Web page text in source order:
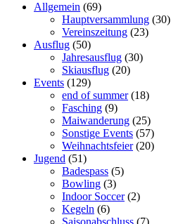
Allgemein (69)
Hauptversammlung (30)
Vereinszeitung (23)
Ausflug (50)
Jahresausflug (30)
Skiausflug (20)
Events (129)
end of summer(18)
Fasching (9)
Maiwanderung (25)
Sonstige Events (57)
Weihnachtsfeier(20)
Jugend (51)
Badespass (5)
Bowling (3)
Indoor Soccer(2)
Kegeln (6)